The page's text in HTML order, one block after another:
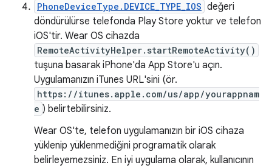
PhoneDeviceType.DEVICE_TYPE_IOS değeri
döndürülürse telefonda Play Store yoktur ve telefon
iOS'tir. Wear OS cihazda
RemoteActivityHelper.startRemoteActivity()
tuşuna basarak iPhone'da App Store'u açın.
Uygulamanızın iTunes URL'sini (ör.
https://itunes.apple.com/us/app/yourappnam
e ) belirtebilirsiniz.
Wear OS'te, telefon uygulamanızın bir iOS cihaza
yüklenip yüklenmediğini programatik olarak
belirleyemezsiniz. En iyi uygulama olarak, kullanıcının